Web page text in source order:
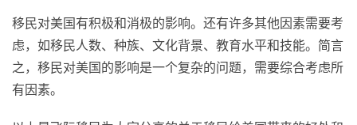
移民对美国有积极和消极的影响。还有许多其他因素需要考
虑，如移民人数、种族、文化背景、教育水平和技能。简言
之，移民对美国的影响是一个复杂的问题，需要综合考虑所
有因素。